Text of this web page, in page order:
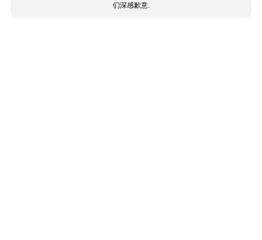
们深感歉意.